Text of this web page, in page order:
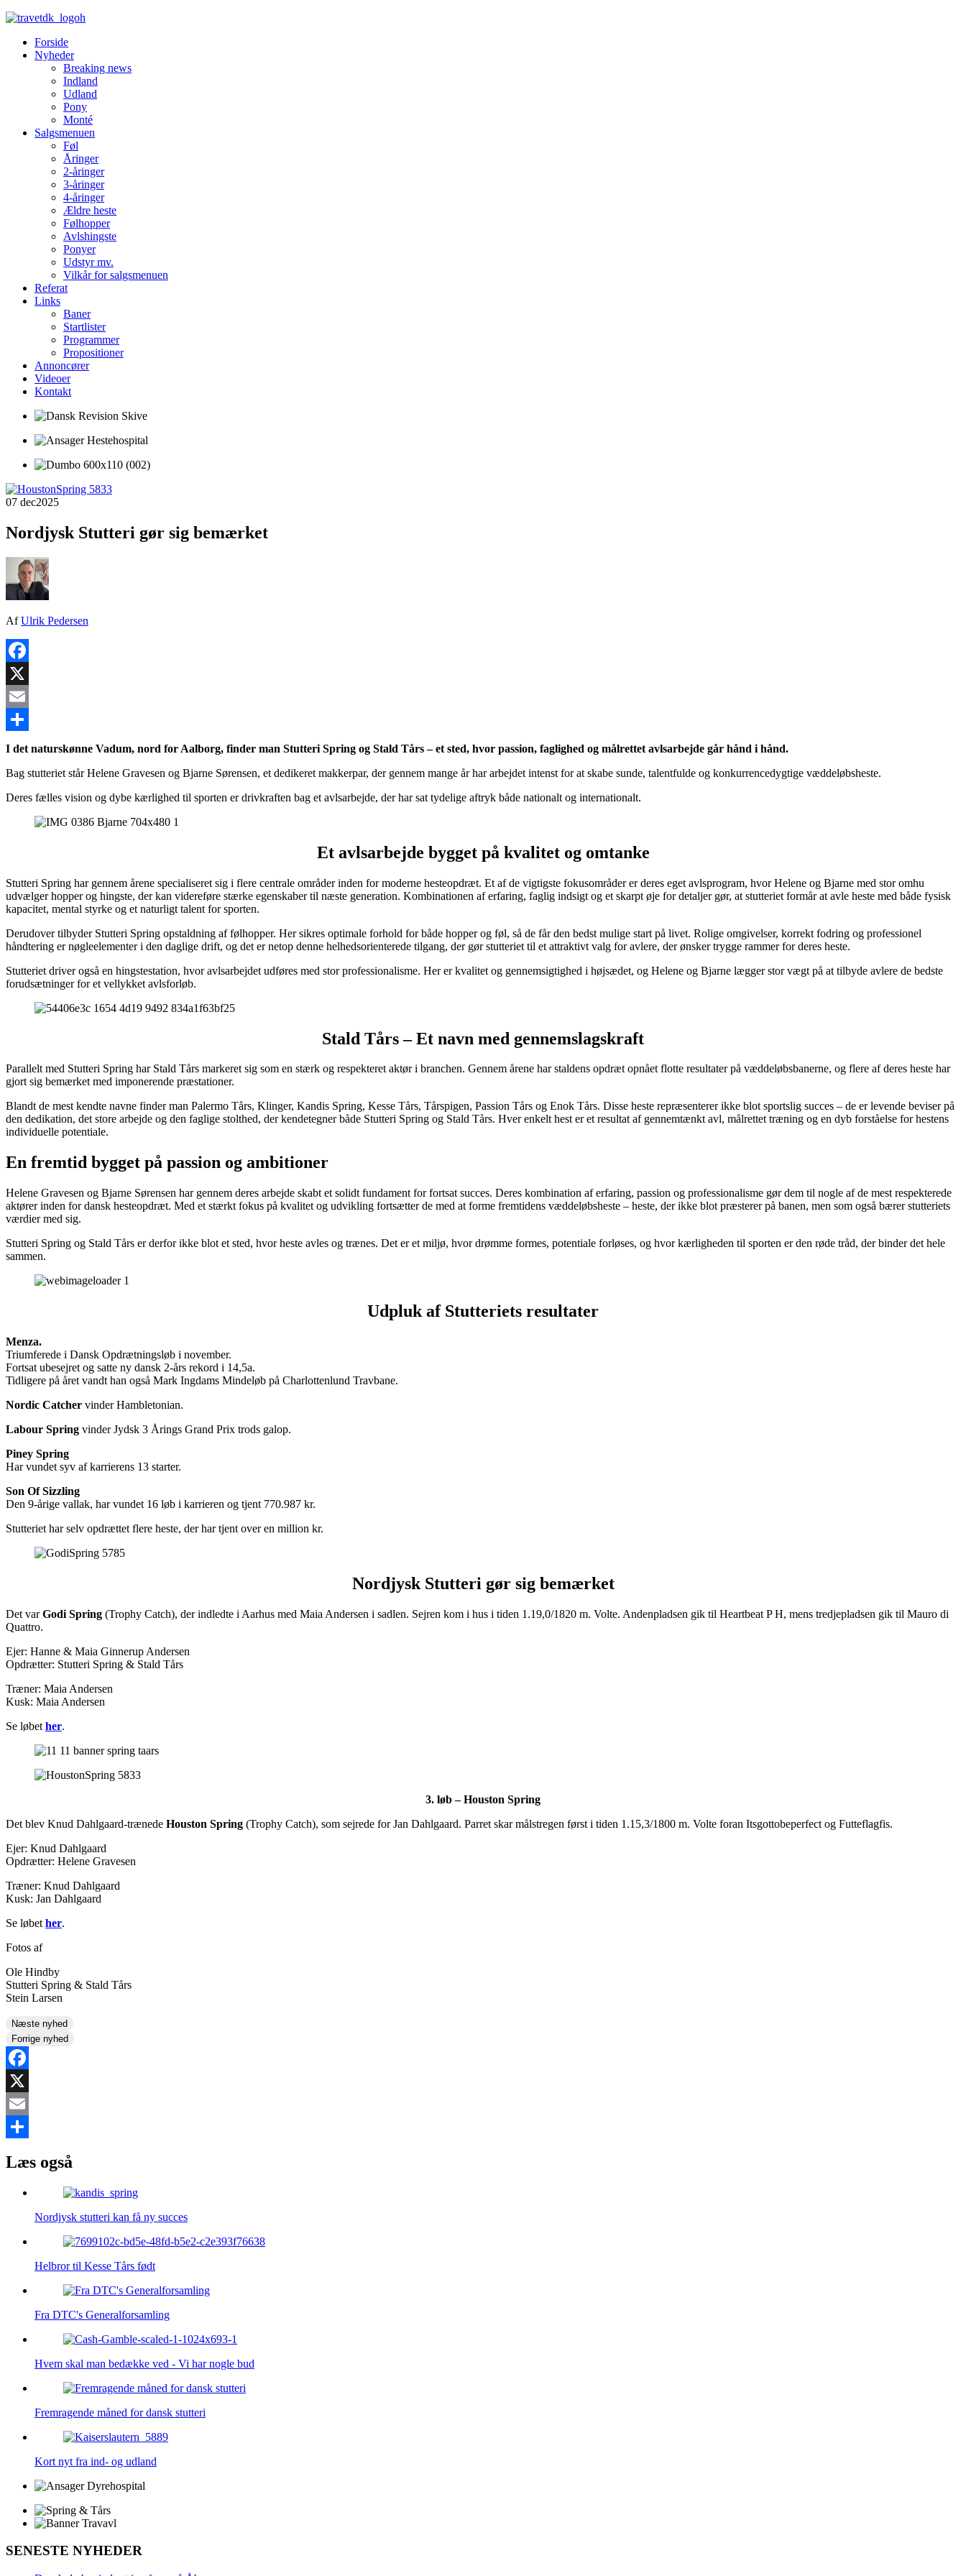
Forside
Nyheder
Breaking news
Indland
Udland
Pony
Monté
Salgsmenuen
Føl
Åringer
2-åringer
3-åringer
4-åringer
Ældre heste
Følhopper
Avlshingste
Ponyer
Udstyr mv.
Vilkår for salgsmenuen
Referat
Links
Baner
Startlister
Programmer
Propositioner
Annoncører
Videoer
Kontakt
07 dec2025
Nordjysk Stutteri gør sig bemærket
AfUlrik Pedersen
Facebook
X
Email
Share
I det naturskønne Vadum, nord for Aalborg, finder man Stutteri Spring og Stald Tårs – et sted, hvor passion, faglighed og målrettet avlsarbejde går hånd i hånd.
Bag stutteriet står Helene Gravesen og Bjarne Sørensen, et dedikeret makkerpar, der gennem mange år har arbejdet intenst for at skabe sunde, talentfulde og konkurrencedygtige væddeløbsheste.
Deres fælles vision og dybe kærlighed til sporten er drivkraften bag et avlsarbejde, der har sat tydelige aftryk både nationalt og internationalt.
Et avlsarbejde bygget på kvalitet og omtanke
Stutteri Spring har gennem årene specialiseret sig i flere centrale områder inden for moderne hesteopdræt. Et af de vigtigste fokusområder er deres eget avlsprogram, hvor Helene og Bjarne med stor omhu
udvælger hopper og hingste, der kan videreføre stærke egenskaber til næste generation. Kombinationen af erfaring, faglig indsigt og et skarpt øje for detaljer gør, at stutteriet formår at avle heste med både fysisk
kapacitet, mental styrke og et naturligt talent for sporten.
Derudover tilbyder Stutteri Spring opstaldning af følhopper. Her sikres optimale forhold for både hopper og føl, så de får den bedst mulige start på livet. Rolige omgivelser, korrekt fodring og professionel
håndtering er nøgleelementer i den daglige drift, og det er netop denne helhedsorienterede tilgang, der gør stutteriet til et attraktivt valg for avlere, der ønsker trygge rammer for deres heste.
Stutteriet driver også en hingstestation, hvor avlsarbejdet udføres med stor professionalisme. Her er kvalitet og gennemsigtighed i højsædet, og Helene og Bjarne lægger stor vægt på at tilbyde avlere de bedste
forudsætninger for et vellykket avlsforløb.
Stald Tårs – Et navn med gennemslagskraft
Parallelt med Stutteri Spring har Stald Tårs markeret sig som en stærk og respekteret aktør i branchen. Gennem årene har staldens opdræt opnået flotte resultater på væddeløbsbanerne, og flere af deres heste har
gjort sig bemærket med imponerende præstationer.
Blandt de mest kendte navne finder man Palermo Tårs, Klinger, Kandis Spring, Kesse Tårs, Tårspigen, Passion Tårs og Enok Tårs. Disse heste repræsenterer ikke blot sportslig succes – de er levende beviser på
den dedikation, det store arbejde og den faglige stolthed, der kendetegner både Stutteri Spring og Stald Tårs. Hver enkelt hest er et resultat af gennemtænkt avl, målrettet træning og en dyb forståelse for hestens
individuelle potentiale.
En fremtid bygget på passion og ambitioner
Helene Gravesen og Bjarne Sørensen har gennem deres arbejde skabt et solidt fundament for fortsat succes. Deres kombination af erfaring, passion og professionalisme gør dem til nogle af de mest respekterede
aktører inden for dansk hesteopdræt. Med et stærkt fokus på kvalitet og udvikling fortsætter de med at forme fremtidens væddeløbsheste – heste, der ikke blot præsterer på banen, men som også bærer stutteriets
værdier med sig.
Stutteri Spring og Stald Tårs er derfor ikke blot et sted, hvor heste avles og trænes. Det er et miljø, hvor drømme formes, potentiale forløses, og hvor kærligheden til sporten er den røde tråd, der binder det hele
sammen.
Udpluk af Stutteriets resultater
Menza.
Triumferede i Dansk Opdrætningsløb i november.
Fortsat ubesejret og satte ny dansk 2-års rekord i 14,5a.
Tidligere på året vandt han også Mark Ingdams Mindeløb på Charlottenlund Travbane.
Nordic Catcher vinder Hambletonian.
Labour Spring vinder Jydsk 3 Årings Grand Prix trods galop.
Piney Spring
Har vundet syv af karrierens 13 starter.
Son Of Sizzling
Den 9-årige vallak, har vundet 16 løb i karrieren og tjent 770.987 kr.
Stutteriet har selv opdrættet flere heste, der har tjent over en million kr.
Nordjysk Stutteri gør sig bemærket
Det varGodi Spring (Trophy Catch), der indledte i Aarhus med Maia Andersen i sadlen. Sejren kom i hus i tiden 1.19,0/1820 m. Volte. Andenpladsen gik til Heartbeat P H, mens tredjepladsen gik til Mauro di
Quattro.
Ejer: Hanne & Maia Ginnerup Andersen
Opdrætter: Stutteri Spring & Stald Tårs
Træner: Maia Andersen
Kusk: Maia Andersen
Se løbet her.
3. løb – Houston Spring
Det blev Knud Dahlgaard-trænede Houston Spring (Trophy Catch), som sejrede for Jan Dahlgaard. Parret skar målstregen først i tiden 1.15,3/1800 m. Volte foran Itsgottobeperfect og Futteflagfis.
Ejer: Knud Dahlgaard
Opdrætter: Helene Gravesen
Træner: Knud Dahlgaard
Kusk: Jan Dahlgaard
Se løbet her.
Fotos af
Ole Hindby
Stutteri Spring & Stald Tårs
Stein Larsen
Næste nyhed
Forrige nyhed
Facebook
X
Email
Læs også
Nordjysk stutteri kan få ny succes
Helbror til Kesse Tårs født
Fra DTC's Generalforsamling
Hvem skal man bedække ved - Vi har nogle bud
Fremragende måned for dansk stutteri
Kort nyt fra ind- og udland
SENESTE NYHEDER